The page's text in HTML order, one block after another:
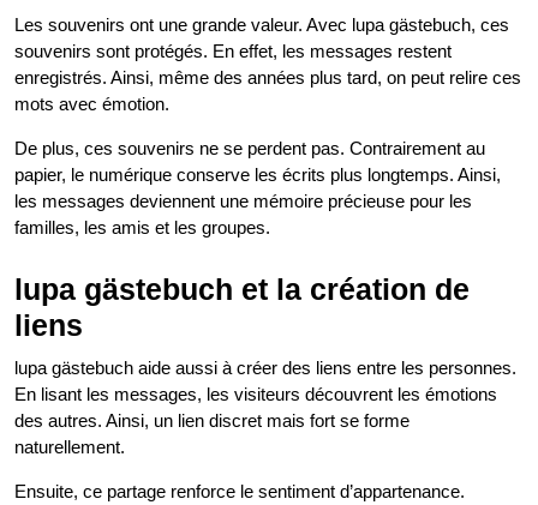
Les souvenirs ont une grande valeur. Avec lupa gästebuch, ces
souvenirs sont protégés. En effet, les messages restent
enregistrés. Ainsi, même des années plus tard, on peut relire ces
mots avec émotion.
De plus, ces souvenirs ne se perdent pas. Contrairement au
papier, le numérique conserve les écrits plus longtemps. Ainsi,
les messages deviennent une mémoire précieuse pour les
familles, les amis et les groupes.
lupa gästebuch et la création de
liens
lupa gästebuch aide aussi à créer des liens entre les personnes.
En lisant les messages, les visiteurs découvrent les émotions
des autres. Ainsi, un lien discret mais fort se forme
naturellement.
Ensuite, ce partage renforce le sentiment d’appartenance.